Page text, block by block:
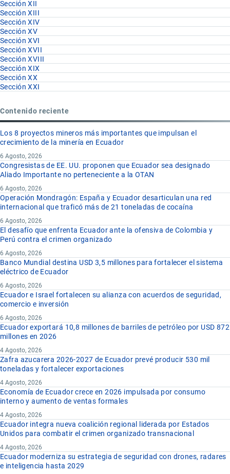
Sección XII
Sección XIII
Sección XIV
Sección XV
Sección XVI
Sección XVII
Sección XVIII
Sección XIX
Sección XX
Sección XXI
Contenido reciente
Los 8 proyectos mineros más importantes que impulsan el
crecimiento de la minería en Ecuador
6 Agosto, 2026
Congresistas de EE. UU. proponen que Ecuador sea designado
Aliado Importante no perteneciente a la OTAN
6 Agosto, 2026
Operación Mondragón: España y Ecuador desarticulan una red
internacional que traficó más de 21 toneladas de cocaína
6 Agosto, 2026
El desafío que enfrenta Ecuador ante la ofensiva de Colombia y
Perú contra el crimen organizado
6 Agosto, 2026
Banco Mundial destina USD 3,5 millones para fortalecer el sistema
eléctrico de Ecuador
6 Agosto, 2026
Ecuador e Israel fortalecen su alianza con acuerdos de seguridad,
comercio e inversión
6 Agosto, 2026
Ecuador exportará 10,8 millones de barriles de petróleo por USD 872
millones en 2026
4 Agosto, 2026
Zafra azucarera 2026-2027 de Ecuador prevé producir 530 mil
toneladas y fortalecer exportaciones
4 Agosto, 2026
Economía de Ecuador crece en 2026 impulsada por consumo
interno y aumento de ventas formales
4 Agosto, 2026
Ecuador integra nueva coalición regional liderada por Estados
Unidos para combatir el crimen organizado transnacional
4 Agosto, 2026
Ecuador moderniza su estrategia de seguridad con drones, radares
e inteligencia hasta 2029